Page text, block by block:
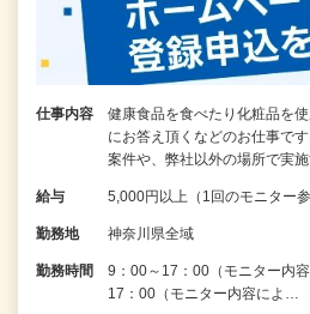
仕事内容
健康食品を食べたり化粧品を
にお答え頂くなどのお仕事で
案件や、弊社以外の場所で実
給与 5,000円以上（1回のモニタ
勤務地 神奈川県全域
勤務時間
9：00～17：00（モニター内
17：00（モニター内容によ…